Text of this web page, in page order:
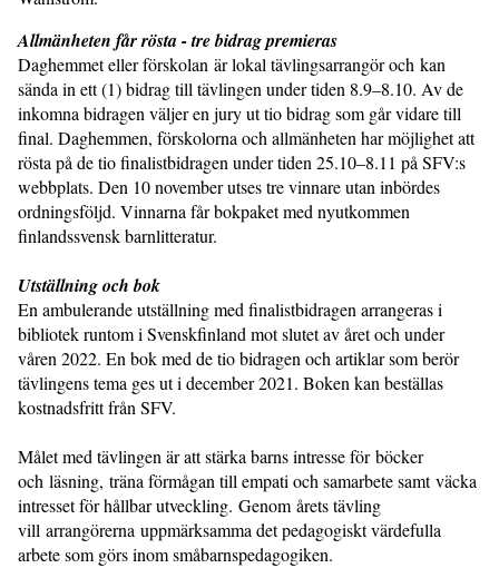
Allmänheten får rösta - tre bidrag premieras
Daghemmet eller förskolan är lokal tävlingsarrangör och kan
sända in ett (1) bidrag till tävlingen under tiden 8.9–8.10. Av de
inkomna bidragen väljer en jury ut tio bidrag som går vidare till
final. Daghemmen, förskolorna och allmänheten har möjlighet att
rösta på de tio finalistbidragen under tiden 25.10–8.11 på SFV:s
webbplats. Den 10 november utses tre vinnare utan inbördes
ordningsföljd. Vinnarna får bokpaket med nyutkommen
finlandssvensk barnlitteratur.
Utställning och bok
En ambulerande utställning med finalistbidragen arrangeras i
bibliotek runtom i Svenskfinland mot slutet av året och under
våren 2022. En bok med de tio bidragen och artiklar som berör
tävlingens tema ges ut i december 2021. Boken kan beställas
kostnadsfritt från SFV.
Målet med tävlingen är att stärka barns intresse för böcker
och läsning, träna förmågan till empati och samarbete samt väcka
intresset för hållbar utveckling. Genom årets tävling
vill arrangörerna uppmärksamma det pedagogiskt värdefulla
arbete som görs inom småbarnspedagogiken.